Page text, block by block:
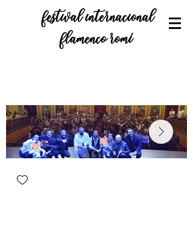
festival internacional
flamenco romí